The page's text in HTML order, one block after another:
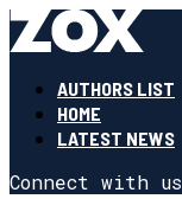
AUTHORS LIST
HOME
LATEST NEWS
Connect with us